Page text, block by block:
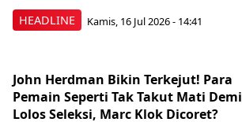
HEADLINE Kamis, 16 Jul 2026 - 14:41
John Herdman Bikin Terkejut! Para
Pemain Seperti Tak Takut Mati Demi
Lolos Seleksi, Marc Klok Dicoret?